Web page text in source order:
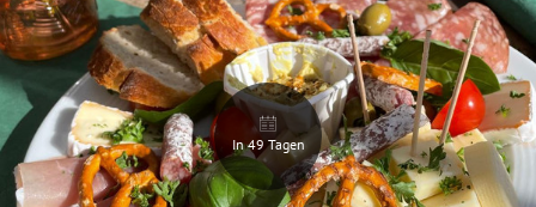
In 49 Tagen